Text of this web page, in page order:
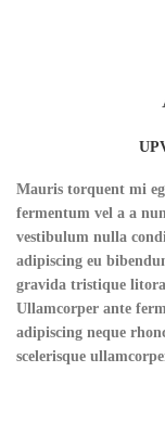
Mauris torquent mi
fermentum vel a a
vestibulum nulla
adipiscing eu
gravida tristique
Ullamcorper ante
adipiscing neque
scelerisque